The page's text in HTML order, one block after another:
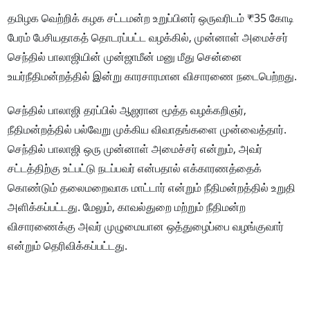
தமிழக வெற்றிக் கழக சட்டமன்ற உறுப்பினர் ஒருவரிடம் ₹35 கோடி
பேரம் பேசியதாகத் தொடரப்பட்ட வழக்கில், முன்னாள் அமைச்சர்
செந்தில் பாலாஜியின் முன்ஜாமீன் மனு மீது சென்னை
உயர்நீதிமன்றத்தில் இன்று காரசாரமான விசாரணை நடைபெற்றது.
செந்தில் பாலாஜி தரப்பில் ஆஜரான மூத்த வழக்கறிஞர்,
நீதிமன்றத்தில் பல்வேறு முக்கிய விவாதங்களை முன்வைத்தார்.
செந்தில் பாலாஜி ஒரு முன்னாள் அமைச்சர் என்றும், அவர்
சட்டத்திற்கு உட்பட்டு நடப்பவர் என்பதால் எக்காரணத்தைக்
கொண்டும் தலைமறைவாக மாட்டார் என்றும் நீதிமன்றத்தில் உறுதி
அளிக்கப்பட்டது. மேலும், காவல்துறை மற்றும் நீதிமன்ற
விசாரணைக்கு அவர் முழுமையான ஒத்துழைப்பை வழங்குவார்
என்றும் தெரிவிக்கப்பட்டது.